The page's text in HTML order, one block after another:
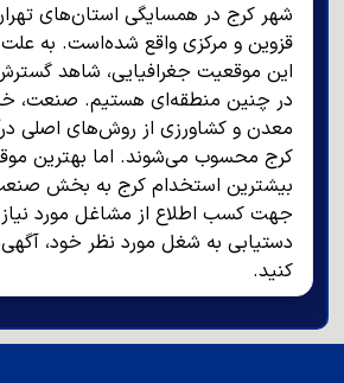
شهر کرج در همسایگی استان‌های
قزوین و مرکزی واقع شده‌است. به علت
این موقعیت جغرافیایی، شاهد
در چنین منطقه‌ای هستیم. صنعت،
معدن و کشاورزی از روش‌های اصلی
کرج محسوب می‌شوند. اما بهترین
بیشترین استخدام کرج به بخش
جهت کسب اطلاع از مشاغل مورد
دستیابی به شغل مورد نظر خود،
کنید.